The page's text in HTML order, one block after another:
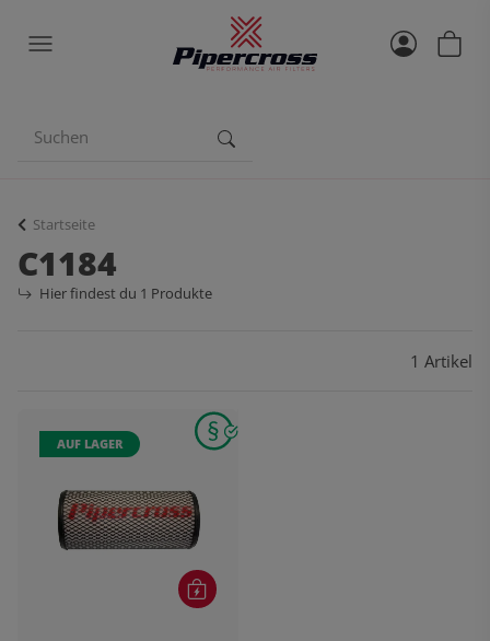
Startseite
C1184
Hier findest du 1 Produkte
1 Artikel
AUF LAGER